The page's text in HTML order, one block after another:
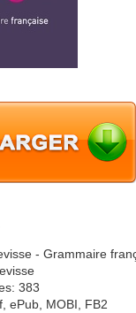
- Grammaire
383
ePub, MOBI, FB2